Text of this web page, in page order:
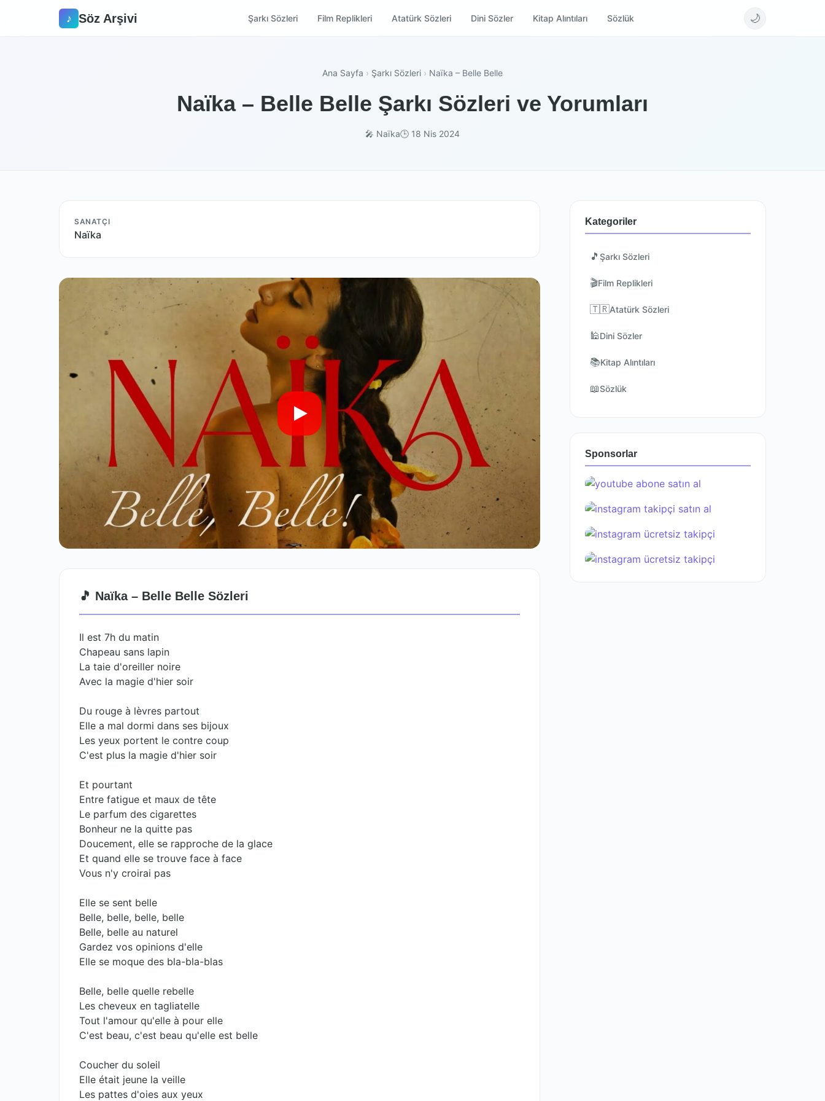
♪ Söz Arşivi Şarkı Sözleri Film Replikleri Atatürk Sözleri Dini Sözler Kitap Alıntıları Sözlük 🌙
Ana Sayfa › Şarkı Sözleri › Naïka – Belle Belle
Naïka – Belle Belle Şarkı Sözleri ve Yorumları
🎤 Naïka🕒 18 Nis 2024
SANATÇI
Naïka
🎵 Naïka – Belle Belle Sözleri
Il est 7h du matin
Chapeau sans lapin
La taie d'oreiller noire
Avec la magie d'hier soir
Du rouge à lèvres partout
Elle a mal dormi dans ses bijoux
Les yeux portent le contre coup
C'est plus la magie d'hier soir
Et pourtant
Entre fatigue et maux de tête
Le parfum des cigarettes
Bonheur ne la quitte pas
Doucement, elle se rapproche de la glace
Et quand elle se trouve face à face
Vous n'y croirai pas
Elle se sent belle
Belle, belle, belle, belle
Belle, belle au naturel
Gardez vos opinions d'elle
Elle se moque des bla-bla-blas
Belle, belle quelle rebelle
Les cheveux en tagliatelle
Tout l'amour qu'elle à pour elle
C'est beau, c'est beau qu'elle est belle
Coucher du soleil
Elle était jeune la veille
Les pattes d'oies aux yeux
Kategoriler
🎵 Şarkı Sözleri
🎬Film Replikleri
🇹🇷Atatürk Sözleri
🕌Dini Sözler
📚Kitap Alıntıları
📖Sözlük
Sponsorlar